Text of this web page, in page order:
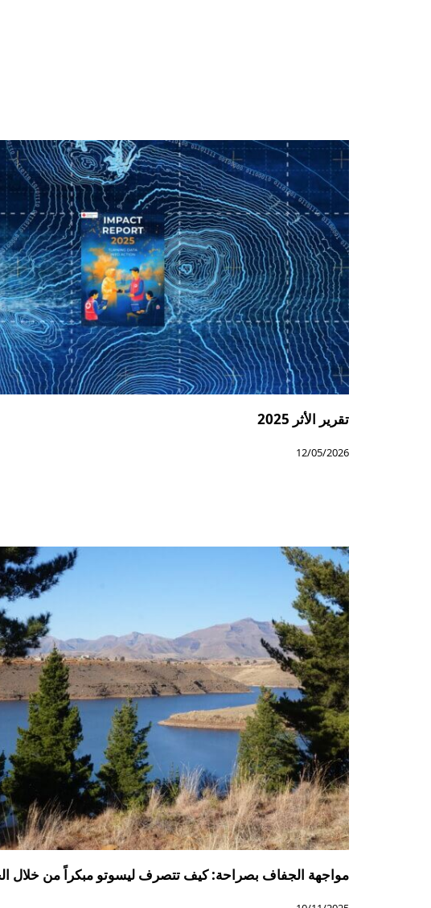
تقرير الأثر 2025
12/05/2026
مواجهة الجفاف بصراحة: كيف تتصرف ليسوتو مبكراً من خلال